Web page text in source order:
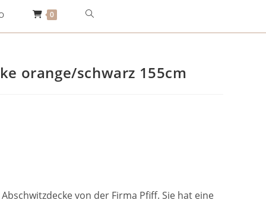
0 Website-
orange/schwarz 155cm
von der Firma Pfiff. Sie hat eine